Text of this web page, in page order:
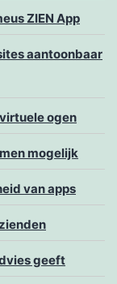
ZIEN App
aantoonbaar
ogen
mogelijk
van apps
geeft